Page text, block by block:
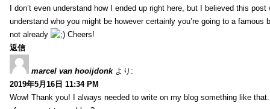
I don’t even understand how I ended up right here, but I believed this post
understand who you might be however certainly you’re going to a famous
not already
Cheers!
返信
marcel van hooijdonk より:
2019年5月16日 11:34 PM
Wow! Thank you! I always needed to write on my blog something like